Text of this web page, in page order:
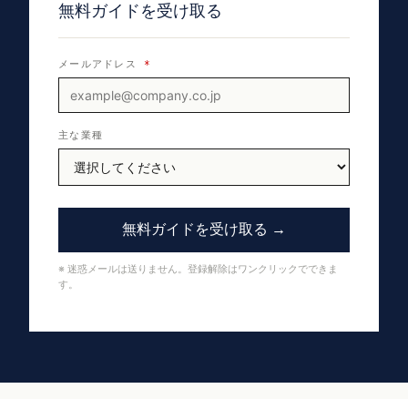
無料ガイドを受け取る
メールアドレス *
主な業種
無料ガイドを受け取る →
※ 迷惑メールは送りません。登録解除はワンクリックでできま
す。